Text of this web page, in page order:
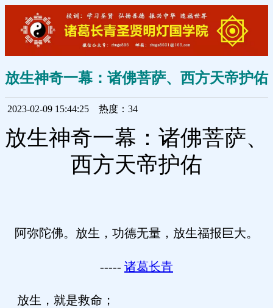
放生神奇一幕：诸佛菩萨、西方天帝护佑
2023-02-09 15:44:25 热度：34
放生神奇一幕：诸佛菩萨、
西方天帝护佑
阿弥陀佛。放生，功德无量，放生福报巨大。
----- 诸葛长青
放生，就是救命；